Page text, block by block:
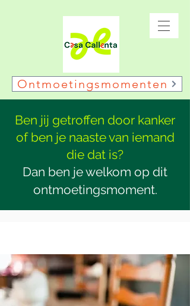
Ontmoetingsmomenten
Ben jij getroffen door kanker
of ben je naaste van iemand
die dat is?
Dan ben je welkom op dit
ontmoetingsmoment.